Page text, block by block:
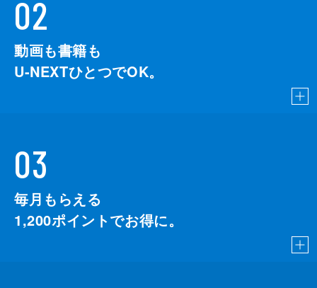
02
動画も書籍も
U-NEXTひとつでOK。
03
毎月もらえる
1,200ポイントでお得に。